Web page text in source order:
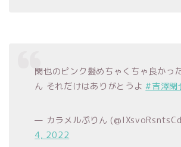
閑也のピンク髪めちゃくちゃ良かっ
ん それだけはありがとうよ#吉澤閑
— カラメルぷりん
4, 2022